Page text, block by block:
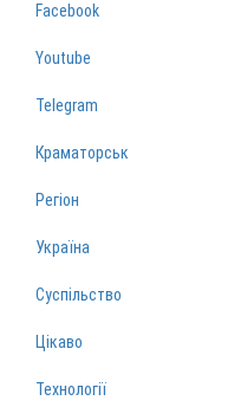
Facebook
Youtube
Telegram
Краматорськ
Регіон
Україна
Суспільство
Цікаво
Технології